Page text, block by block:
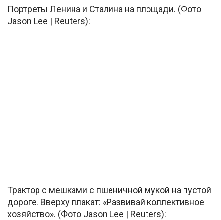
Портреты Ленина и Сталина на площади. (Фото
Jason Lee | Reuters):
Трактор с мешками с пшеничной мукой на пустой
дороге. Вверху плакат: «Развивай коллективное
хозяйство». (Фото Jason Lee | Reuters):